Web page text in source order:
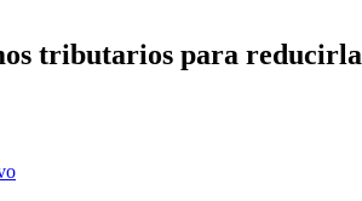
tributarios para reducirla